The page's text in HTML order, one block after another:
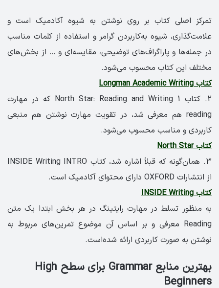
تمرکز اصلی کتاب بر روی نوشتن به شیوه آکادمیک است و
علامت‌گذاری، شیوه به‌کاربردن گرامر و استفاده از کلمات مناسب
در جمله‌ها و پاراگراف‌های توضیحی، مقایسه‌ای و … از بخش‌های
مختلف این کتاب محسوب می‌شود.
کتاب Longman Academic Writing
2. کتاب North Star: Reading and Writing 1 که در مهارت
reading هم معرفی شد، در تقویت مهارت نوشتن هم منبعی
کاربردی و مناسب محسوب می‌شود.
کتاب North Star
3. همان‌گونه که قبلاً اشاره شد، کتاب INSIDE Writing INTRO
از انتشارات OXFORD دارای محتوای آکادمیک است.
کتاب INSIDE Writing
به منظور تسلط در مهارت رایتینگ در هر بخش ابتدا یک متن
Reading معرفی و بر اساس آن موضوع تمرین‌های مربوط به
نوشتن به صورت کاربردی ارائه شده‌است.
بهترین منابع Grammar برای سطح High
Beginners